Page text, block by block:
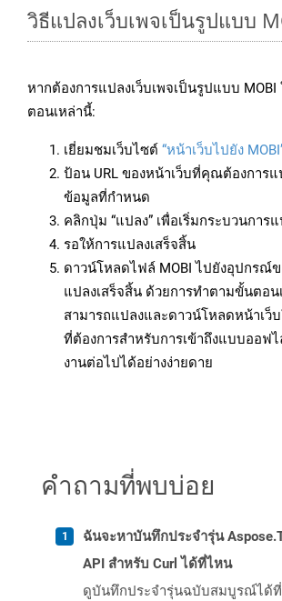
วิธีแปลงเว็บเพจเป็นรูปแบบ
หากต้องการแปลงเว็บเพจเป็นรูปแบบ
ตอนเหล่านี้:
เยี่ยมชมเว็บไซต์ “หน้าเว็บไปยัง
ป้อน URL ของหน้าเว็บที่คุณต้องการ
ข้อมูลที่กำหนด
คลิกปุ่ม “แปลง” เพื่อเริ่มกระบวนการ
รอให้การแปลงเสร็จสิ้น
ดาวน์โหลดไฟล์ MOBI ไปยังอุปกรณ์
แปลงเสร็จสิ้น ด้วยการทำตามขั้นตอ
สามารถแปลงและดาวน์โหลดหน้าเว็
ที่ต้องการสำหรับการเข้าถึงแบบออฟ
งานต่อไปได้อย่างง่ายดาย
คำถามที่พบบ่อย
ฉันจะหาบันทึกประจำรุ่น
API สำหรับ Curl ได้ที่ไหน
ดูบันทึกประจำรุ่นฉบับสมบูรณ์ได้ที่